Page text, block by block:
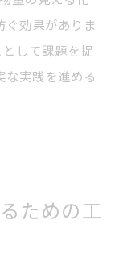
ぐ効果がありま
して課題を捉
な実践を進める
ための工